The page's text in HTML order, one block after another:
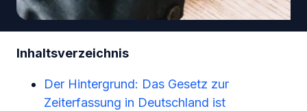
Inhaltsverzeichnis
Der Hintergrund: Das Gesetz zur
Zeiterfassung in Deutschland ist